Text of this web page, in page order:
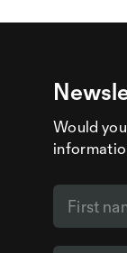
Would